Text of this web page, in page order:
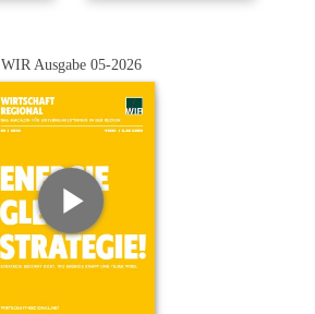
WIR Ausgabe 05-2026